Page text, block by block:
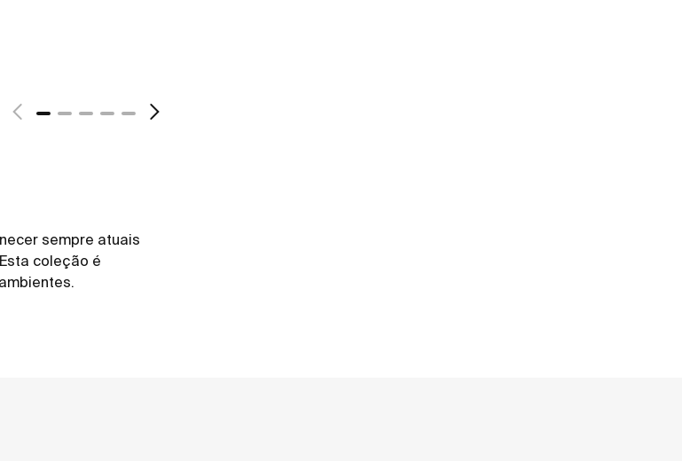
sempre atuais
coleção é